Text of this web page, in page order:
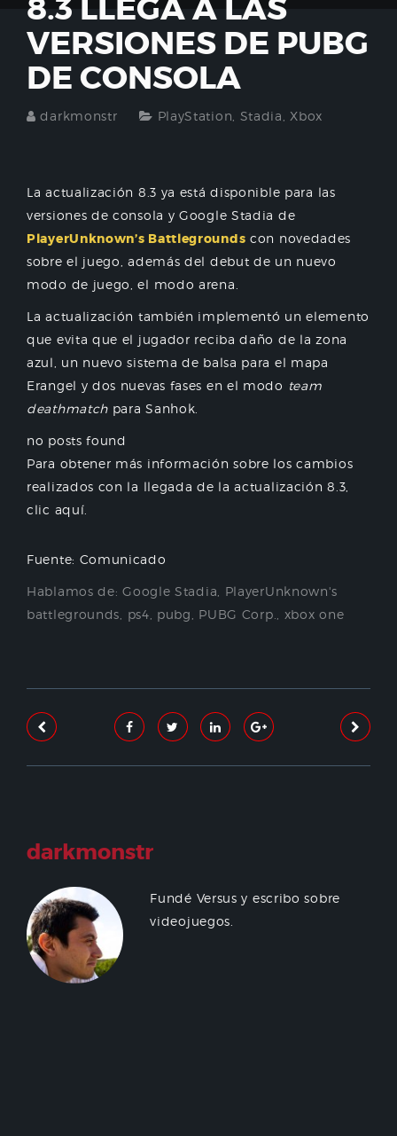
8.3 LLEGA A LAS
VERSIONES DE PUBG
DE CONSOLA
darkmonstr PlayStation Stadia Xbox
La actualización 8.3 ya está disponible para las
versiones de consola y Google Stadia de
PlayerUnknown’s Battlegrounds con novedades
sobre el juego, además del debut de un nuevo
modo de juego, el modo arena.
La actualización también implementó un elemento
que evita que el jugador reciba daño de la zona
azul, un nuevo sistema de balsa para el mapa
Erangel y dos nuevas fases en el modo team
deathmatch para Sanhok.
no posts found
Para obtener más información sobre los cambios
realizados con la llegada de la actualización 8.3,
clic aquí.
Fuente: Comunicado
Hablamos de:Google Stadia
PlayerUnknown's
battlegrounds
ps4 pubg PUBG Corp. xbox one
darkmonstr
Fundé Versus y escribo sobre
videojuegos.